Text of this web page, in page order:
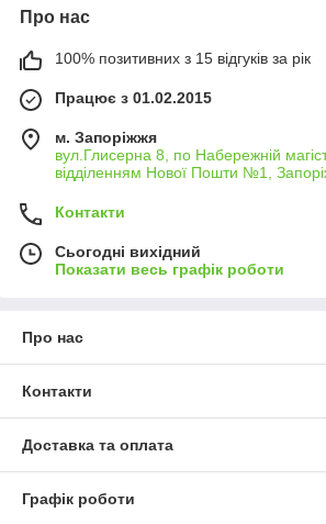
Про нас
100% позитивних з 15 відгуків за рік
Працює з 01.02.2015
м. Запоріжжя
вул.Глисерна 8, по Набережній
відділенням Нової Пошти №1,
Контакти
Сьогодні вихідний
Показати весь графік роботи
Про нас
Контакти
Доставка та оплата
Графік роботи